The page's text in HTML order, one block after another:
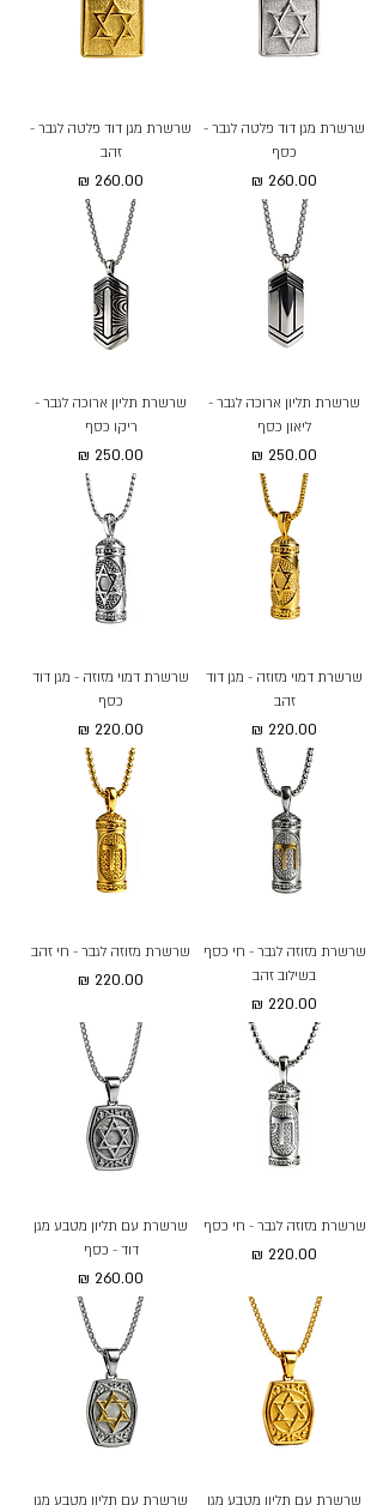
שרשרת מגן דוד פלטה לגבר -
כסף
מחיר
שרשרת מגן דוד פלטה לגבר -
זהב
מחיר
שרשרת תליון ארוכה לגבר -
ליאון כסף
מחיר
שרשרת תליון ארוכה לגבר -
ריקו כסף
מחיר
שרשרת דמוי מזוזה - מגן דוד
זהב
מחיר
שרשרת דמוי מזוזה - מגן דוד
כסף
מחיר
שרשרת מזוזה לגבר - חי כסף
בשילוב זהב
מחיר
שרשרת מזוזה לגבר - חי זהב
מחיר
שרשרת מזוזה לגבר - חי כסף
מחיר
שרשרת עם תליון מטבע מגן
דוד - כסף
מחיר
שרשרת עם תליון מטבע מגן שרשרת עם תליון מטבע מגן